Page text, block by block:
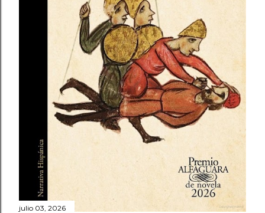
julio 03, 2026